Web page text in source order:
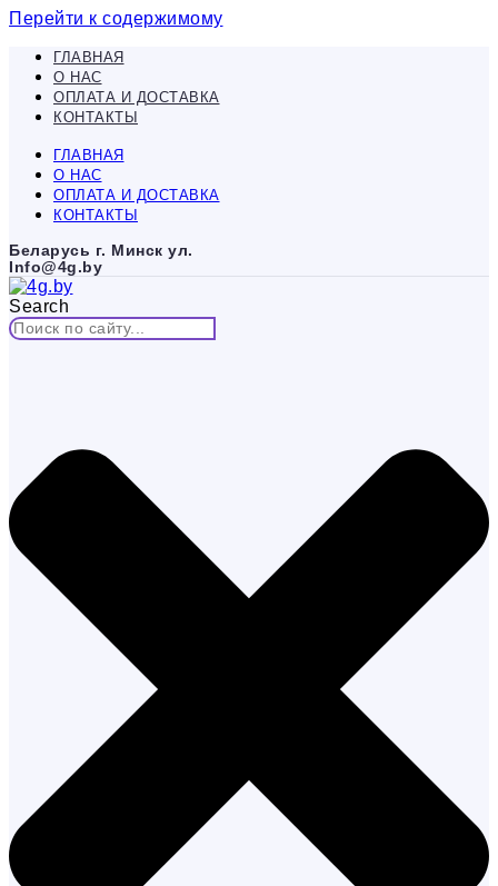
Перейти к содержимому
ГЛАВНАЯ
О НАС
ОПЛАТА И ДОСТАВКА
КОНТАКТЫ
ГЛАВНАЯ
О НАС
ОПЛАТА И ДОСТАВКА
КОНТАКТЫ
Беларусь г. Минск ул.
Info@4g.by
Search